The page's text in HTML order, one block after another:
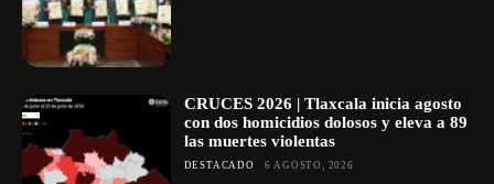
CRUCES 2026 | Tlaxcala inicia agosto
con dos homicidios dolosos y eleva a 89
las muertes violentas
DESTACADO 6 AGOSTO, 2026